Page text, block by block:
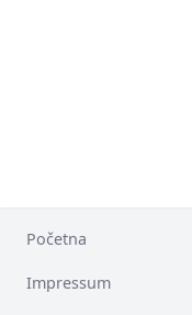
Početna
Impressum